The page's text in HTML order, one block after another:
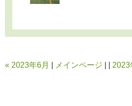
« 2023年6月 メインページ 2023